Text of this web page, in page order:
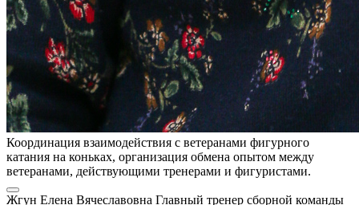
Координация взаимодействия с ветеранами фигурного
катания на коньках, организация обмена опытом между
ветеранами, действующими тренерами и фигуристами.
Жгун Елена Вячеславовна Главный тренер сборной команды